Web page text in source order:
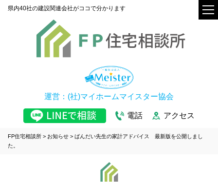
県内40社の建設関連会社がココで分かります
運営：(社)マイホームマイスター協会
電話 アクセス
FP住宅相談所 > お知らせ > ばんだい先生の家計アドバイス 最新版を公開しまし
た。